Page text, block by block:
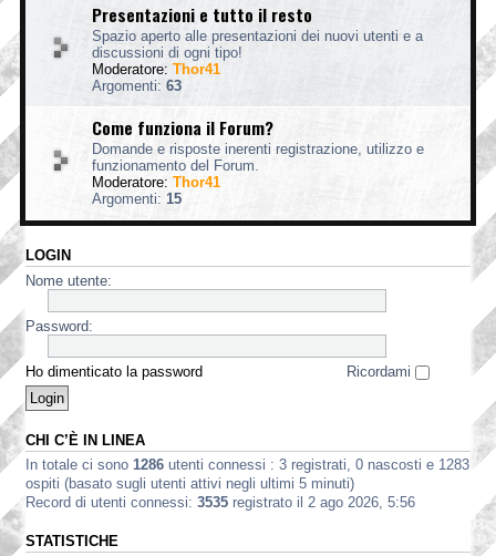
Presentazioni e tutto il resto
Spazio aperto alle presentazioni dei nuovi utenti e a
discussioni di ogni tipo!
Moderatore: Thor41
Argomenti: 63
Come funziona il Forum?
Domande e risposte inerenti registrazione, utilizzo e
funzionamento del Forum.
Moderatore: Thor41
Argomenti: 15
LOGIN
Nome utente:
Password:
Ho dimenticato la password Ricordami
CHI C’È IN LINEA
In totale ci sono 1286 utenti connessi : 3 registrati, 0 nascosti e 1283
ospiti (basato sugli utenti attivi negli ultimi 5 minuti)
Record di utenti connessi: 3535 registrato il 2 ago 2026, 5:56
STATISTICHE